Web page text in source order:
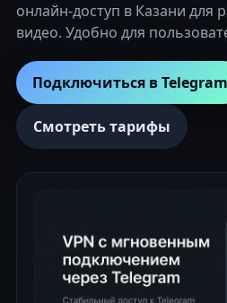
онлайн-доступ в Казани для
видео. Удобно для
Подключиться в Telegram
Смотреть тарифы